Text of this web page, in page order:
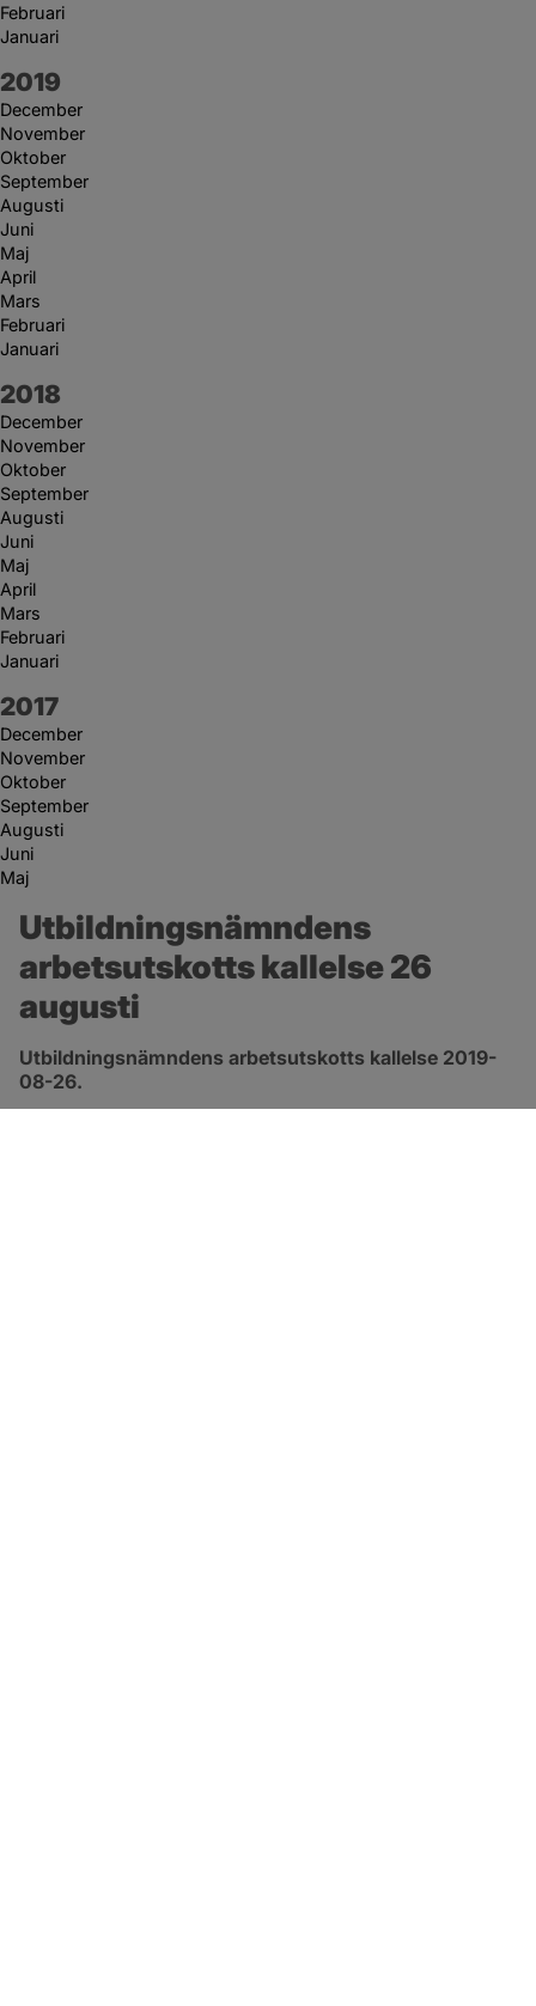
Februari
Januari
År:
2019
December
November
Oktober
September
Augusti
Juni
Maj
April
Mars
Februari
Januari
År:
2018
December
November
Oktober
September
Augusti
Juni
Maj
April
Mars
Februari
Januari
År:
2017
December
November
Oktober
September
Augusti
Juni
Maj
Utbildningsnämndens
arbetsutskotts kallelse 26
augusti
Utbildningsnämndens arbetsutskotts kallelse 2019-
08-26.